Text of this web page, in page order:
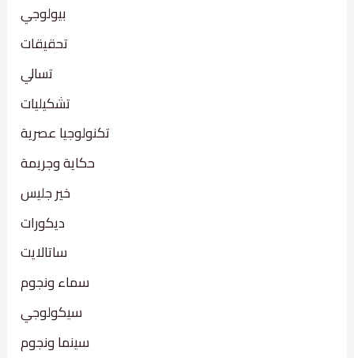
بيولوجي
تحقيقات
تسالي
تشكيليات
تكنولوجيا عصرية
حكاية وجريمة
خير جليس
ديكورات
ساتالايت
سماء ونجوم
سيكولوجي
سينما ونجوم